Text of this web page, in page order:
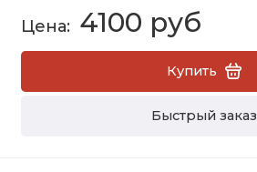
4100 руб
Купить
Быстрый заказ